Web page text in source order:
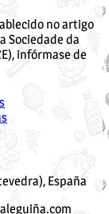
no artigo
Sociedade da
infórmase de
España